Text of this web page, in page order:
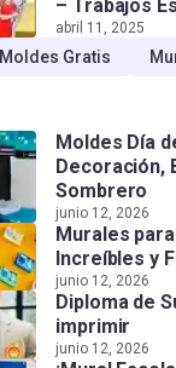
– Trabajos
abril 11, 2025
Moldes Gratis
Moldes Día
Decoración,
Sombrero
junio 12, 2026
Murales
Increíbles y
junio 12, 2026
Diploma de
imprimir
junio 12, 2026